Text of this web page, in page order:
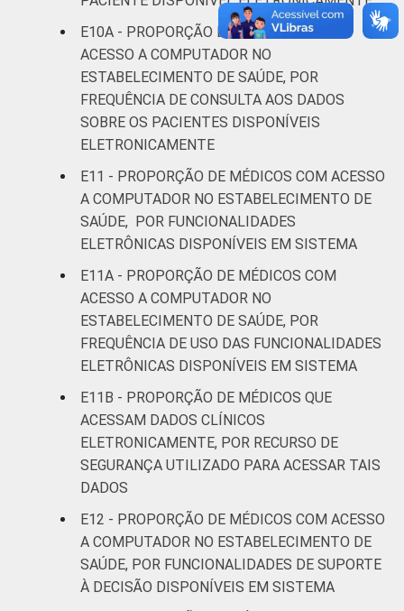
E10A - PROPORÇÃO DE MÉDICOS COM
ACESSO A COMPUTADOR NO
ESTABELECIMENTO DE SAÚDE, POR
FREQUÊNCIA DE CONSULTA AOS DADOS
SOBRE OS PACIENTES DISPONÍVEIS
ELETRONICAMENTE
E11 - PROPORÇÃO DE MÉDICOS COM ACESSO
A COMPUTADOR NO ESTABELECIMENTO DE
SAÚDE, POR FUNCIONALIDADES
ELETRÔNICAS DISPONÍVEIS EM SISTEMA
E11A - PROPORÇÃO DE MÉDICOS COM
ACESSO A COMPUTADOR NO
ESTABELECIMENTO DE SAÚDE, POR
FREQUÊNCIA DE USO DAS FUNCIONALIDADES
ELETRÔNICAS DISPONÍVEIS EM SISTEMA
E11B - PROPORÇÃO DE MÉDICOS QUE
ACESSAM DADOS CLÍNICOS
ELETRONICAMENTE, POR RECURSO DE
SEGURANÇA UTILIZADO PARA ACESSAR TAIS
DADOS
E12 - PROPORÇÃO DE MÉDICOS COM ACESSO
A COMPUTADOR NO ESTABELECIMENTO DE
SAÚDE, POR FUNCIONALIDADES DE SUPORTE
À DECISÃO DISPONÍVEIS EM SISTEMA